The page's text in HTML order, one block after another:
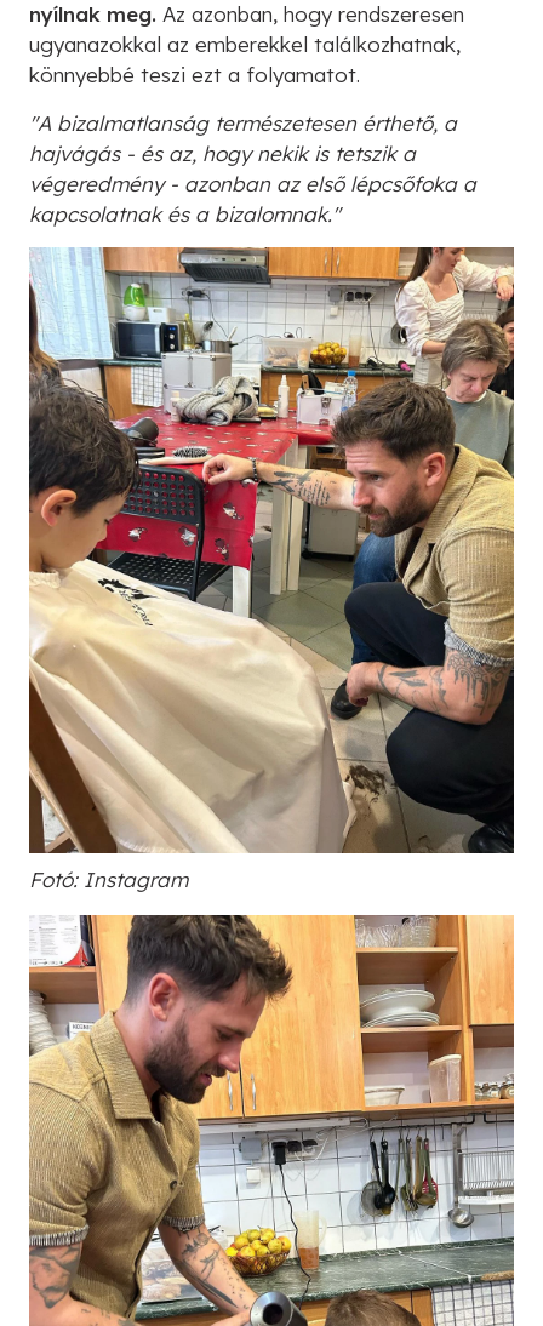
nyílnak meg. Az azonban, hogy rendszeresen
ugyanazokkal az emberekkel találkozhatnak,
könnyebbé teszi ezt a folyamatot.
"A bizalmatlanság természetesen érthető, a
hajvágás - és az, hogy nekik is tetszik a
végeredmény - azonban az első lépcsőfoka a
kapcsolatnak és a bizalomnak."
Fotó: Instagram